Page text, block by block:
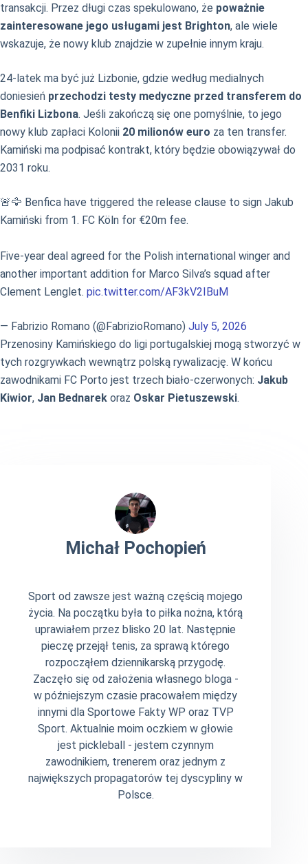
transakcji. Przez długi czas spekulowano, że poważnie
zainteresowane jego usługami jest Brighton, ale wiele
wskazuje, że nowy klub znajdzie w zupełnie innym kraju.
24-latek ma być już Lizbonie, gdzie według medialnych
doniesień przechodzi testy medyczne przed transferem do
Benfiki Lizbona. Jeśli zakończą się one pomyślnie, to jego
nowy klub zapłaci Kolonii 20 milionów euro za ten transfer.
Kamiński ma podpisać kontrakt, który będzie obowiązywał do
2031 roku.
🚨🦅 Benfica have triggered the release clause to sign Jakub
Kamiński from 1. FC Köln for €20m fee.
Five-year deal agreed for the Polish international winger and
another important addition for Marco Silva’s squad after
Clement Lenglet. pic.twitter.com/AF3kV2IBuM
— Fabrizio Romano (@FabrizioRomano) July 5, 2026
Przenosiny Kamińskiego do ligi portugalskiej mogą stworzyć w
tych rozgrywkach wewnątrz polską rywalizację. W końcu
zawodnikami FC Porto jest trzech biało-czerwonych: Jakub
Kiwior, Jan Bednarek oraz Oskar Pietuszewski.
Michał Pochopień
Sport od zawsze jest ważną częścią mojego
życia. Na początku była to piłka nożna, którą
uprawiałem przez blisko 20 lat. Następnie
pieczę przejął tenis, za sprawą którego
rozpocząłem dziennikarską przygodę.
Zaczęło się od założenia własnego bloga -
w późniejszym czasie pracowałem między
innymi dla Sportowe Fakty WP oraz TVP
Sport. Aktualnie moim oczkiem w głowie
jest pickleball - jestem czynnym
zawodnikiem, trenerem oraz jednym z
największych propagatorów tej dyscypliny w
Polsce.